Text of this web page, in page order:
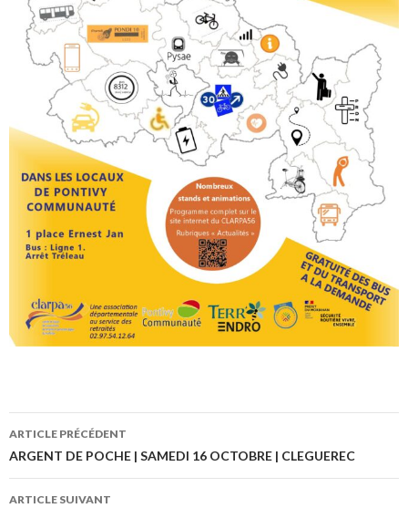
Navigation
des
ARTICLE PRÉCÉDENT
ARGENT DE POCHE | SAMEDI 16 OCTOBRE | CLEGUEREC
ARTICLE SUIVANT